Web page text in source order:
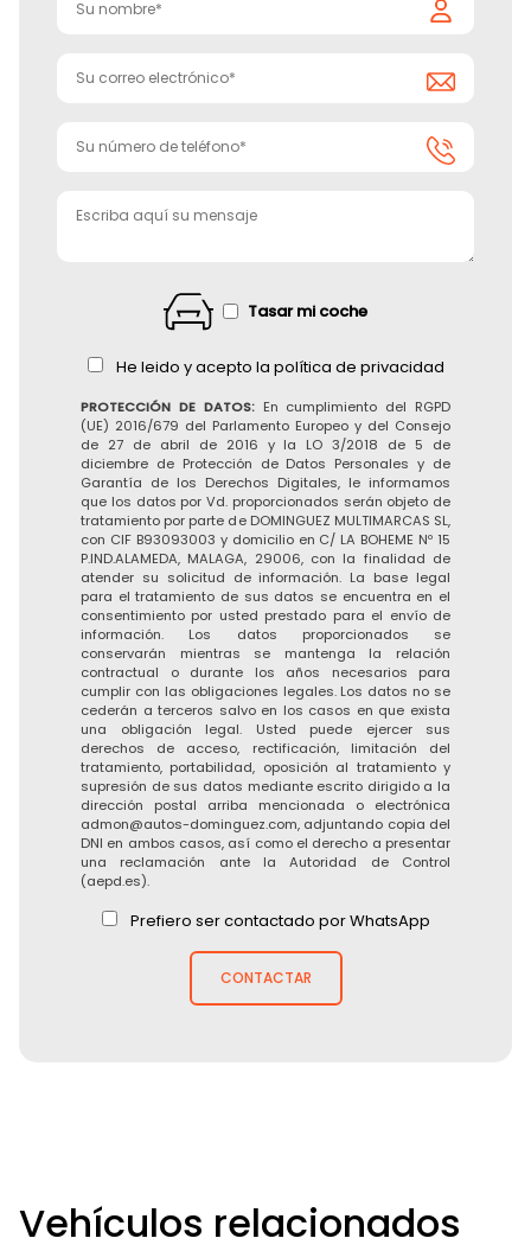
Tasar mi coche
He leido y acepto la política de privacidad
PROTECCIÓN DE DATOS:En cumplimiento del RGPD
(UE) 2016/679 del Parlamento Europeo y del Consejo
de 27 de abril de 2016 y la LO 3/2018 de 5 de
diciembre de Protección de Datos Personales y de
Garantía de los Derechos Digitales, le informamos
que los datos por Vd. proporcionados serán objeto de
tratamiento por parte de DOMINGUEZ MULTIMARCAS SL,
con CIF B93093003 y domicilio en C/ LA BOHEME Nº 15
P.IND.ALAMEDA, MALAGA, 29006, con la finalidad de
atender su solicitud de información. La base legal
para el tratamiento de sus datos se encuentra en el
consentimiento por usted prestado para el envío de
información. Los datos proporcionados se
conservarán mientras se mantenga la relación
contractual o durante los años necesarios para
cumplir con las obligaciones legales. Los datos no se
cederán a terceros salvo en los casos en que exista
una obligación legal. Usted puede ejercer sus
derechos de acceso, rectificación, limitación del
tratamiento, portabilidad, oposición al tratamiento y
supresión de sus datos mediante escrito dirigido a la
dirección postal arriba mencionada o electrónica
admon@autos-dominguez.com, adjuntando copia del
DNI en ambos casos, así como el derecho a presentar
una reclamación ante la Autoridad de Control
(aepd.es).
Prefiero ser contactado por WhatsApp
Vehículos relacionados